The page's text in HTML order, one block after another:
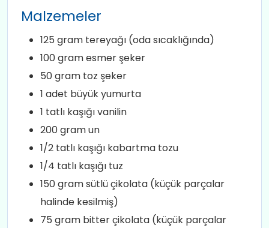
Malzemeler
125 gram tereyağı (oda sıcaklığında)
100 gram esmer şeker
50 gram toz şeker
1 adet büyük yumurta
1 tatlı kaşığı vanilin
200 gram un
1/2 tatlı kaşığı kabartma tozu
1/4 tatlı kaşığı tuz
150 gram sütlü çikolata (küçük parçalar
halinde kesilmiş)
75 gram bitter çikolata (küçük parçalar